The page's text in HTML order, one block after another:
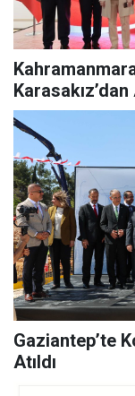
Gaziantep’te
Atıldı